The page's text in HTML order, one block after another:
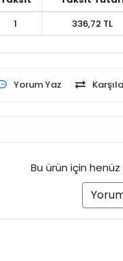
1
336,72 TL
Yorum Yaz
Bu ürün için henüz